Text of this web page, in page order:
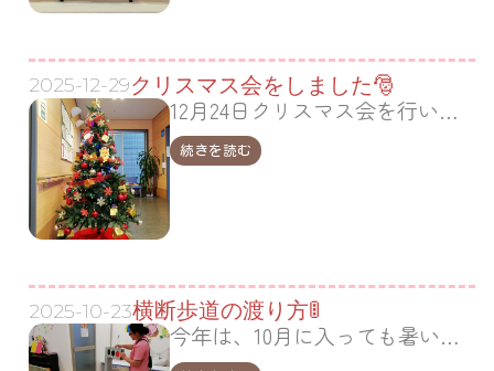
クリスマス会をしました🎅
2025-12-29
12月24日クリスマス会を行いました！ 玄関先には12月の初めにみんなで飾り付けをしたクリスマスツリー🎄✨ 初めに、「うさぎ野原のクリスマス」と「赤鼻のトナカイ」をアンパンマンサンタのお帽子を被って元気いっぱい踊りました(^^♪ 鈴の音がシャンシャンシャン🎶 良い子のあ…
続きを読む
横断歩道の渡り方🚦
2025-10-23
今年は、10月に入っても暑い日が続いていますが、木々は少しずつ色付き始め秋の訪れも感じられるようになりました🍁 戸外へ出る機会が多くなる時期、交通ルールについて興味を持ってもらおうとお部屋で信号機の色の確認と横断歩道の渡り方を1.2歳児さんが練習しました🚦 手をピーンと伸ばし…